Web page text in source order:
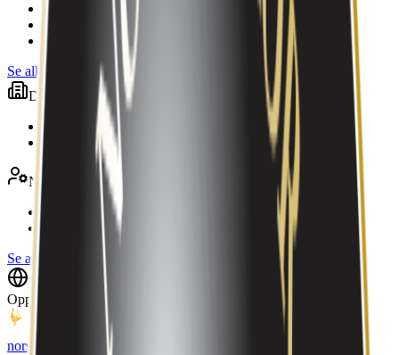
MEIERIGÅRDEN AS
MARKUS RØED AGNALT
HARALD ARISHOLM AGNALT
21 %
Se alle (4)
Datterselskaper
PROSPECT AS
PP NORGE AS
Nøkkelroller
Harald Arisholm Agnalt
Markus Røed Agnalt
Se alle (6)
Digitalt
Oppdatert
3. jan. 2026
norskdekor.no